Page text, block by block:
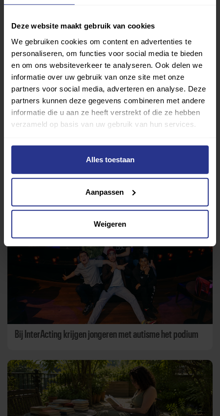
Deze website maakt gebruik van cookies
We gebruiken cookies om content en advertenties te
personaliseren, om functies voor social media te bieden
en om ons websiteverkeer te analyseren. Ook delen we
informatie over uw gebruik van onze site met onze
partners voor social media, adverteren en analyse. Deze
partners kunnen deze gegevens combineren met andere
informatie die u aan ze heeft verstrekt of die ze hebben
verzameld op basis van uw gebruik van hun services.
Alles toestaan
Aanpassen
Weigeren
Verder lezen over
Ervaringen Esports Gezondheid Inspiratie
Lifestyle Tech Tips & tricks
Aanbevolen berichten
Bij InterActing krijgen jongeren met autisme het podium